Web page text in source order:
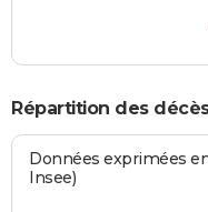
Répartition des
Données exprimées
Insee)